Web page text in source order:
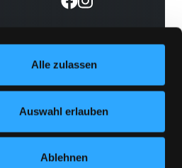
Alle zulassen
Auswahl erlauben
Ablehnen